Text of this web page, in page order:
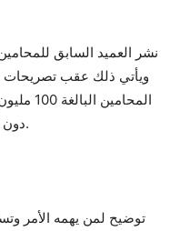
نشر العميد السابق
ويأتي ذلك عقب تصريحات
دون أن يكشف الرئيس عن هوية المحامي.